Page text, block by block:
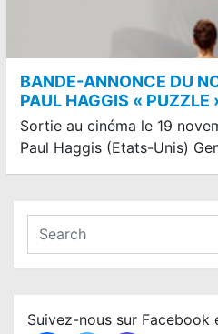
BANDE-ANNONCE DU
PAUL HAGGIS « PUZZLE
Sortie au cinéma le 19
Paul Haggis (Etats-Unis)
a
c
Suivez-nous sur Facebook